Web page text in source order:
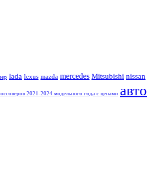
lada lexus mazda mercedes Mitsubishi nissan
2021-2024 модельного года с ценами авто